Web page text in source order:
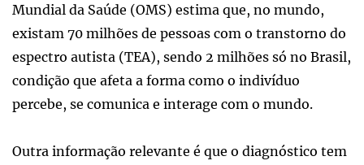
Mundial da Saúde (OMS) estima que, no mundo,
existam 70 milhões de pessoas com o transtorno do
espectro autista (TEA), sendo 2 milhões só no Brasil,
condição que afeta a forma como o indivíduo
percebe, se comunica e interage com o mundo.
Outra informação relevante é que o diagnóstico tem